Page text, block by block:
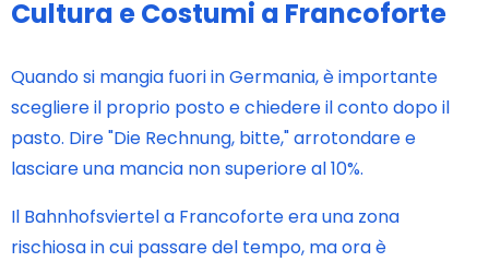
Cultura e Costumi a Francoforte
Quando si mangia fuori in Germania, è importante
scegliere il proprio posto e chiedere il conto dopo il
pasto. Dire "Die Rechnung, bitte," arrotondare e
lasciare una mancia non superiore al 10%.
Il Bahnhofsviertel a Francoforte era una zona
rischiosa in cui passare del tempo, ma ora è